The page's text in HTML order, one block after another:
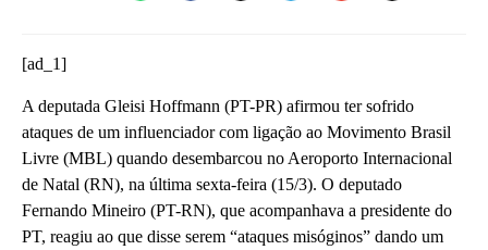
[ad_1]
A deputada Gleisi Hoffmann (PT-PR) afirmou ter sofrido
ataques de um influenciador com ligação ao Movimento Brasil
Livre (MBL) quando desembarcou no Aeroporto Internacional
de Natal (RN), na última sexta-feira (15/3). O deputado
Fernando Mineiro (PT-RN), que acompanhava a presidente do
PT, reagiu ao que disse serem “ataques misóginos” dando um